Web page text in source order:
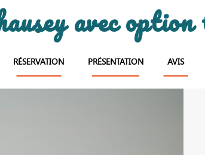
avec option
RÉSERVATION PRÉSENTATION AVIS